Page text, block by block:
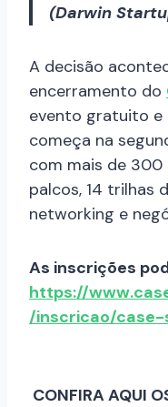
(Darwin
A decisão
encerramento do
evento gratuito
começa na
com mais de
palcos, 14 trilhas
networking e
As inscrições
https://
/inscricao/
CONFIRA AQUI